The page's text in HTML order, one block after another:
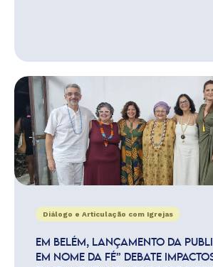
Diálogo e Articulação com Igrejas
EM BELÉM, LANÇAMENTO DA
EM NOME DA FÉ” DEBATE